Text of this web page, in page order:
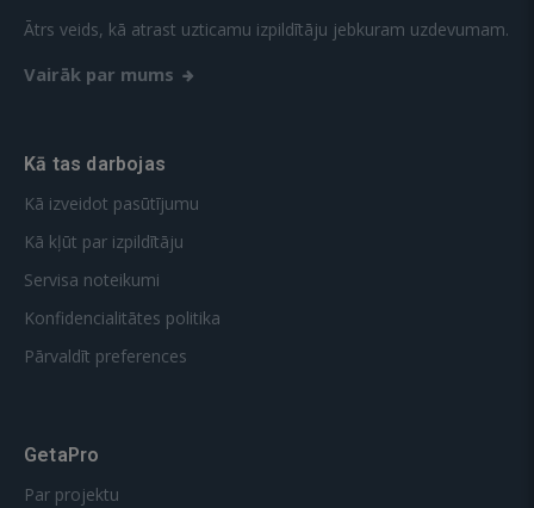
Ātrs veids, kā atrast uzticamu izpildītāju jebkuram uzdevumam.
Vairāk par mums
Kā tas darbojas
Kā izveidot pasūtījumu
Kā kļūt par izpildītāju
Servisa noteikumi
Konfidencialitātes politika
Pārvaldīt preferences
GetaPro
Par projektu